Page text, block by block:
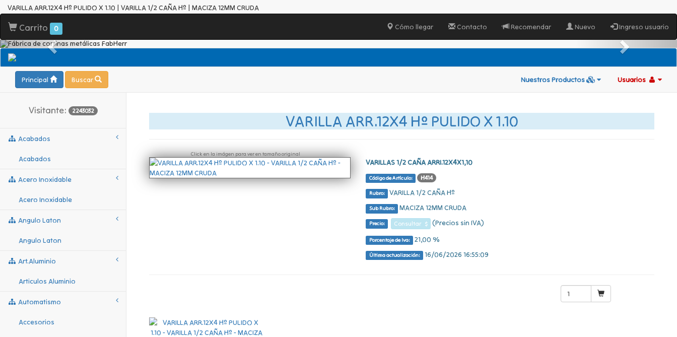
VARILLA ARR.12X4 Hº PULIDO X 1.10 | VARILLA 1/2 CAÑA Hº | MACIZA 12MM CRUDA
Carrito 0 Cómo llegar Contacto Recomendar Nuevo Ingreso usuario
Principal Buscar Nuestros Productos Usuarios
Visitante: 2243032
Acabados
Acabados
Acero Inoxidable
Acero Inoxidable
Angulo Laton
Angulo Laton
Art.aluminio
Articulos Aluminio
Automatismo
Accesorios
VARILLA ARR.12X4 Hº PULIDO X 1.10
Click en la imágen para ver en tamaño original
VARILLAS 1/2 CAÑA ARRI.12X4X1,10
Código de Artículo: H414
Rubro: VARILLA 1/2 CAÑA Hº
Sub Rubro: MACIZA 12MM CRUDA
Precio: Consultar $ (Precios sin IVA)
Porcentaje de Iva: 21,00 %
Última actualización: 16/06/2026 16:55:09